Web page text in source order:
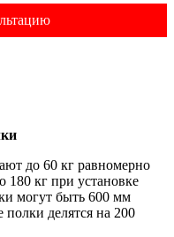
до 60 кг равномерно
180 кг при установке
могут быть 600 мм
делятся на 200